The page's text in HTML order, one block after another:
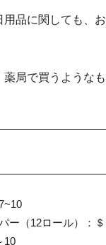
用品に関しても、
薬局で買うような
ー（12ロール）：
10